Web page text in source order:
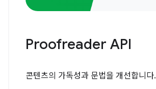
Proofreader API
콘텐츠의 가독성과 문법을 개선합니다.